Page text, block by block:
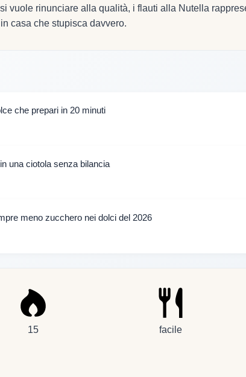
vuole rinunciare alla qualità, i flauti alla Nutella
casa che stupisca davvero.
che prepari in 20 minuti
una ciotola senza bilancia
meno zucchero nei dolci del 2026
15 facile